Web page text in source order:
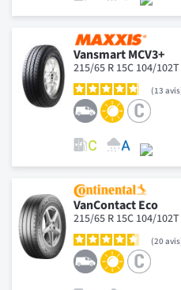
Vansmart MCV3+
215/65 R 15C 104/102T
13 avis
VanContact Eco
215/65 R 15C 104/102T
20avis